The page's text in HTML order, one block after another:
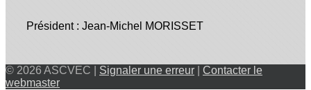
Président : Jean-Michel MORISSET
© 2026 ASCVEC | Signaler une erreur
Contacter le
webmaster